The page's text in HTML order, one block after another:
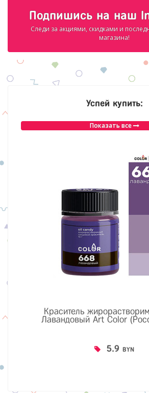
Подпишись на наш
Следи за акциями, скидками и
магазина!
Успей купить:
Показать все
Краситель
Лавандовый Art Color
5.9 BYN